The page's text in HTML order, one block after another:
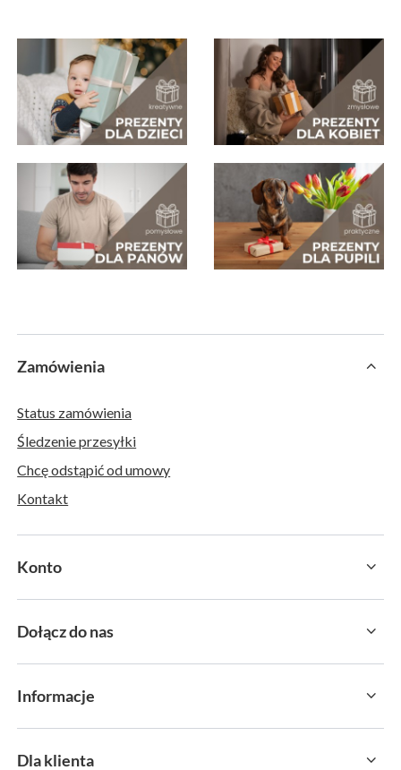
Zamówienia
Status zamówienia
Śledzenie przesyłki
Chcę odstąpić od umowy
Kontakt
Konto
Dołącz do nas
Informacje
Dla klienta